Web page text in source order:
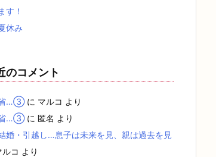
す！
休み
のコメント
省…③に マルコ より
省…③に 匿名 より
婚・引越し…息子は未来を見、親は過去を見
ルコ より